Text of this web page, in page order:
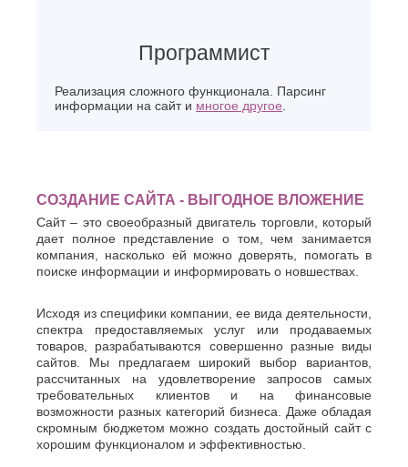
Программист
Реализация сложного функционала. Парсинг
информации на сайт и многое другое
СОЗДАНИЕ САЙТА - ВЫГОДНОЕ ВЛОЖЕНИЕ
Сайт – это своеобразный двигатель торговли, который
дает полное представление о том, чем занимается
компания, насколько ей можно доверять, помогать в
поиске информации и информировать о новшествах.
Исходя из специфики компании, ее вида деятельности,
спектра предоставляемых услуг или продаваемых
товаров, разрабатываются совершенно разные виды
сайтов. Мы предлагаем широкий выбор вариантов,
рассчитанных на удовлетворение запросов самых
требовательных клиентов и на финансовые
возможности разных категорий бизнеса. Даже обладая
скромным бюджетом можно создать достойный сайт с
хорошим функционалом и эффективностью.